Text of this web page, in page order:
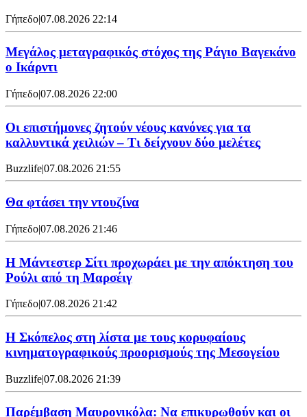
Γήπεδο|07.08.2026 22:14
Μεγάλος μεταγραφικός στόχος της Ράγιο Βαγεκάνο
ο Ικάρντι
Γήπεδο|07.08.2026 22:00
Οι επιστήμονες ζητούν νέους κανόνες για τα
καλλυντικά χειλιών – Τι δείχνουν δύο μελέτες
Buzzlife|07.08.2026 21:55
Θα φτάσει την ντουζίνα
Γήπεδο|07.08.2026 21:46
Η Μάντεστερ Σίτι προχωράει με την απόκτηση του
Ρούλι από τη Μαρσέιγ
Γήπεδο|07.08.2026 21:42
Η Σκόπελος στη λίστα με τους κορυφαίους
κινηματογραφικούς προορισμούς της Μεσογείου
Buzzlife|07.08.2026 21:39
Παρέμβαση Μαυρονικόλα: Να επικυρωθούν και οι